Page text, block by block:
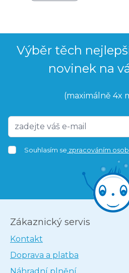
Výběr těch
novinek na
(maximálně 4x
Souhlasím se zpracováním
Zákaznický servis
Kontakt
Doprava a platba
Náhradní plnění